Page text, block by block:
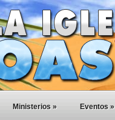
Ministerios » Eventos »